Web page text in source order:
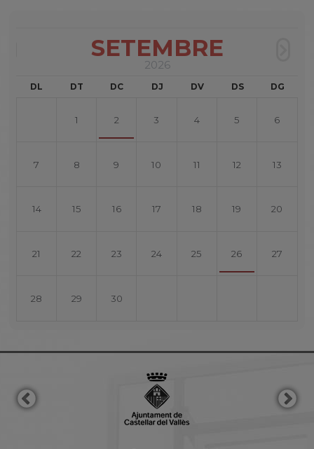
SETEMBRE
2026
DL DT DC DJ DV DS DG
1 2 3 4 5 6
7 8 9 10 11 12 13
14 15 16 17 18 19 20
21 22 23 24 25 26 27
28 29 30